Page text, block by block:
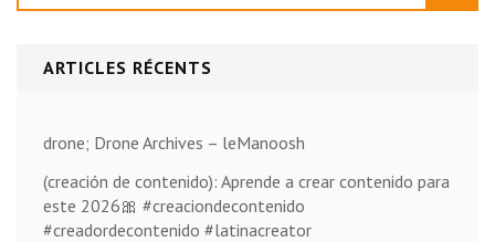
ARTICLES RÉCENTS
drone; Drone Archives – leManoosh
(creación de contenido): Aprende a crear contenido para
este 2026🎀 #creaciondecontenido
#creadordecontenido #latinacreator